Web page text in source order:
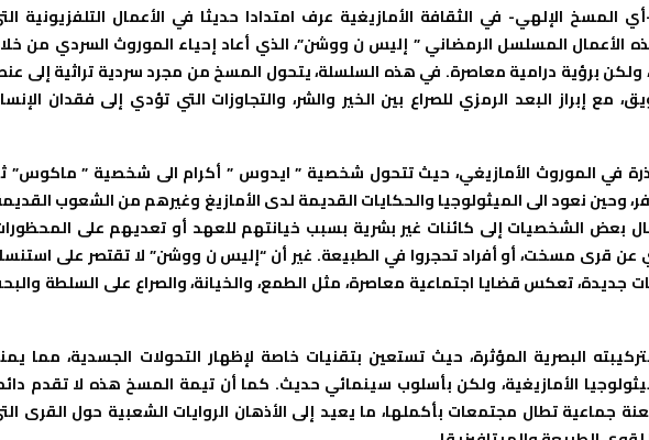
المسخ الإلهي- في الثقافة الأمازيغية عرف امتدادا حديثا في الأعمال التلفزيونية
الأعمال المسلسل الرمضاني ” إليس ن ووشن”، الذي أعاد إحياء الموروث السردي من
برؤية درامية معاصرة. في هذه السلسلة، يتحول المسخ من مجرد سردية تراثية إلى
إبراز البعد الرمزي للصراع بين الخير والشر، والتجاوزات التي تؤدي إلى فقدان
في الموروث الأمازيغي، حيث تتحول شخصية ” ايدوس ” أكرام الى شخصية ” ماكوس”
وحين نعود الى الميثولوجيا والحكايات القديمة لدى الأمازيغ وغيرهم من الشعوب
بعض الشخصيات إلى كائنات غير بشرية بسبب خيانتهم للعهد أو تعديهم على
عن قرى مسخت، أو أفراد تحجروا في الطبيعة. غير أن “إليس ن ووشن” لا تقتصر على
جديدة، تعكس قضايا اجتماعية معاصرة، مثل الطمع، والخيانة، والصراع على السلطة
البصرية المؤثرة، حيث تستعين بتقنيات خاصة لإظهار التحولات الجسدية، مما
الأمازيغية، ولكن بأسلوب سينمائي حديث. كما أن تيمة المسخ هذه لا تقدم
جماعية تطال مجتمعات بأكملها، ما يعيد إلى الأذهان الروايات الشعبية حول القرى